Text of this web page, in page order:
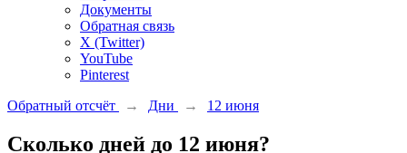
Документы
Обратная связь
X (Twitter)
YouTube
Pinterest
Обратный отсчёт
→ Дни → 12 июня
Сколько дней до 12 июня?